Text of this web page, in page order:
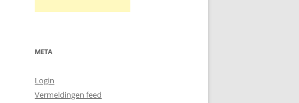
META
Login
Vermeldingen feed